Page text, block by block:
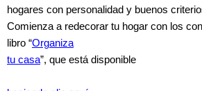
hogares con personalidad y buenos
Comienza a redecorar tu hogar con los
libro “Organiza
tu casa”, que está disponible